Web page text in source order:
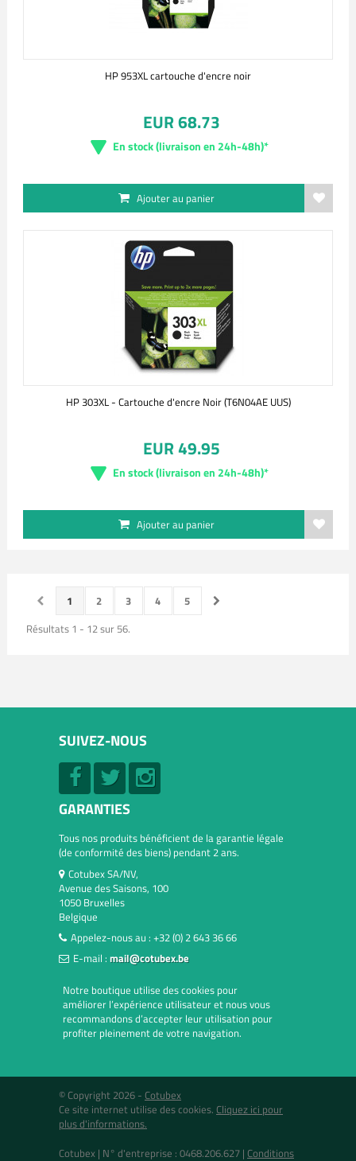
HP 953XL cartouche d'encre noir
EUR 68.73
En stock (livraison en 24h-48h)*
Ajouter au panier
HP 303XL - Cartouche d'encre Noir (T6N04AE UUS)
EUR 49.95
En stock (livraison en 24h-48h)*
Ajouter au panier
1 2 3 4
5
Résultats 1 - 12 sur 56.
SUIVEZ-NOUS
GARANTIES
Tous nos produits bénéficient de la garantie légale
(de conformité des biens) pendant 2 ans.
Cotubex SA/NV,
Avenue des Saisons, 100
1050 Bruxelles
Belgique
Appelez-nous au : +32 (0) 2 643 36 66
E-mail : mail@cotubex.be
Notre boutique utilise des cookies pour
améliorer l’expérience utilisateur et nous vous
recommandons d’accepter leur utilisation pour
profiter pleinement de votre navigation.
© Copyright 2026 - Cotubex
Ce site internet utilise des cookies. Cliquez ici pour
plus d'informations.
Cotubex | N° d'entreprise : 0468.206.627 | Conditions